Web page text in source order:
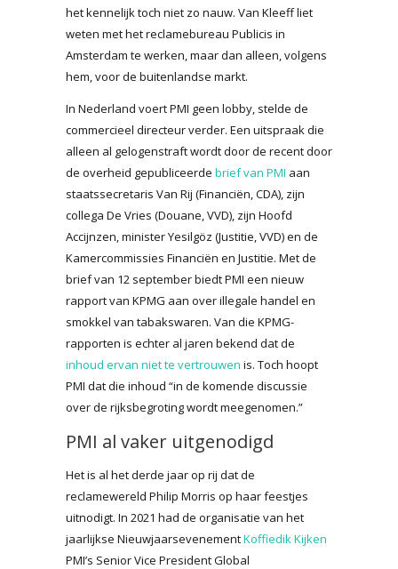
het kennelijk toch niet zo nauw. Van Kleeff liet
weten met het reclamebureau Publicis in
Amsterdam te werken, maar dan alleen, volgens
hem, voor de buitenlandse markt.
In Nederland voert PMI geen lobby, stelde de
commercieel directeur verder. Een uitspraak die
alleen al gelogenstraft wordt door de recent door
de overheid gepubliceerde brief van PMI aan
staatssecretaris Van Rij (Financiën, CDA), zijn
collega De Vries (Douane, VVD), zijn Hoofd
Accijnzen, minister Yesilgöz (Justitie, VVD) en de
Kamercommissies Financiën en Justitie. Met de
brief van 12 september biedt PMI een nieuw
rapport van KPMG aan over illegale handel en
smokkel van tabakswaren. Van die KPMG-
rapporten is echter al jaren bekend dat de
inhoud ervan niet te vertrouwen is. Toch hoopt
PMI dat die inhoud “in de komende discussie
over de rijksbegroting wordt meegenomen.”
PMI al vaker uitgenodigd
Het is al het derde jaar op rij dat de
reclamewereld Philip Morris op haar feestjes
uitnodigt. In 2021 had de organisatie van het
jaarlijkse NieuwjaarsevenementKoffiedik Kijken
PMI’s Senior Vice President Global